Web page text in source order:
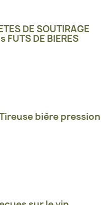
DE SOUTIRAGE
DE BIERES
bière pression